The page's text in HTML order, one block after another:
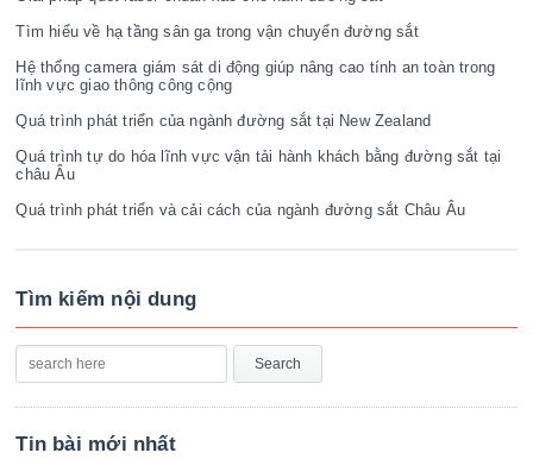
Tìm hiểu về hạ tầng sân ga trong vận chuyển đường sắt
Hệ thống camera giám sát di động giúp nâng cao tính an toàn trong
lĩnh vực giao thông công cộng
Quá trình phát triển của ngành đường sắt tại New Zealand
Quá trình tự do hóa lĩnh vực vận tải hành khách bằng đường sắt tại
châu Âu
Quá trình phát triển và cải cách của ngành đường sắt Châu Âu
Tìm kiếm nội dung
Tin bài mới nhất